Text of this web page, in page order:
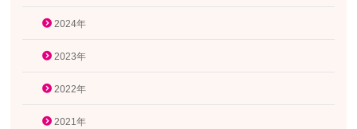
2024年
2023年
2022年
2021年